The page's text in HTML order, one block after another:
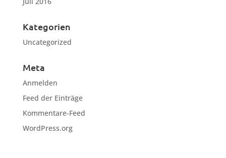
Kategorien
Uncategorized
Meta
Anmelden
Feed der Einträge
Kommentare-Feed
WordPress.org